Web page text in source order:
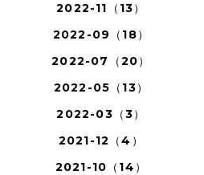
2022-11（13）
2022-09（18）
2022-07（20）
2022-05（13）
2022-03（3）
2021-12（4）
2021-10（14）